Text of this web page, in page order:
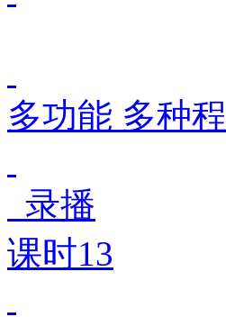
多功能 多种
录播
课时13